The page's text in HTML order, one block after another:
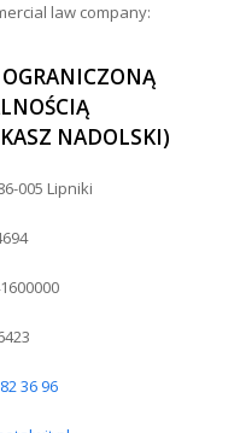
law company:
NADOLSKI)
005 Lipniki
36 96